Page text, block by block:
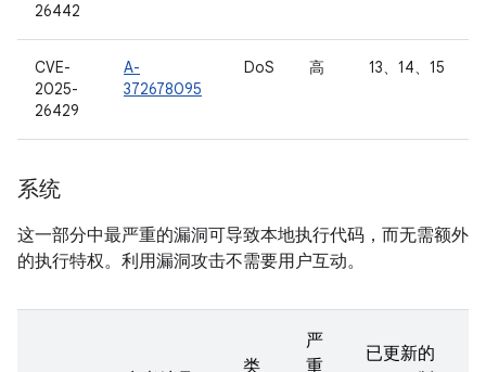
26442
CVE-
2025-
26429
A-
372678095
DoS 高 13、14、15
系统
这一部分中最严重的漏洞可导致本地执行代码，而无需额外
的执行特权。利用漏洞攻击不需要用户互动。
类
严
重
已更新的